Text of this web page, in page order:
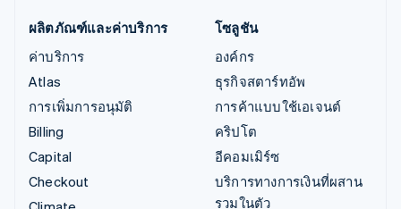
ผลิตภัณฑ์และค่าบริการ
ค่าบริการ
Atlas
การเพิ่มการอนุมัติ
Billing
Capital
Checkout
โซลูชัน
องค์กร
ธุรกิจสตาร์ทอัพ
การค้าแบบใช้เอเจนต์
คริปโต
อีคอมเมิร์ซ
บริการทางการเงินที่ผสาน
รวมในตัว